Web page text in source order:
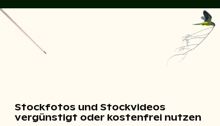
Stockfotos und Stockvideos
vergünstigt oder kostenfrei nutzen